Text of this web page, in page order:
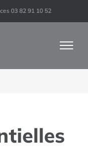
03 82 91 10 52